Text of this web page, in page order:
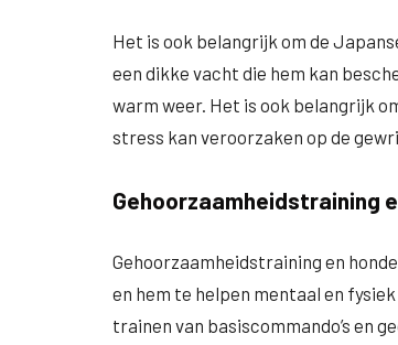
Het is ook belangrijk om de
een dikke vacht die hem kan
warm weer. Het is ook belangrijk
stress kan veroorzaken op de
Gehoorzaamheidstraining
Gehoorzaamheidstraining en
en hem te helpen mentaal en
trainen van basiscommando’s en